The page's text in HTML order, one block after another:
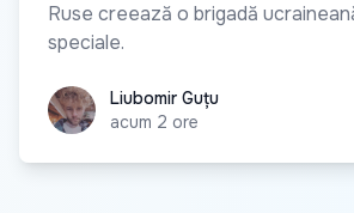
Ruse creează o brigadă
speciale.
Liubomir Guțu
Liubomir Guțu
acum 2 ore